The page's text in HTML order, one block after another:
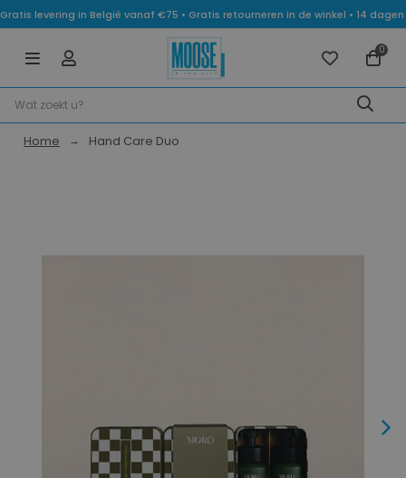
Gratis levering in België vanaf €75 • Gratis retourneren in de winkel • 14
0
Home Hand Care Duo
Next